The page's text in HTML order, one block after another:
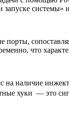
системы»
что
на наличие
хуки — это